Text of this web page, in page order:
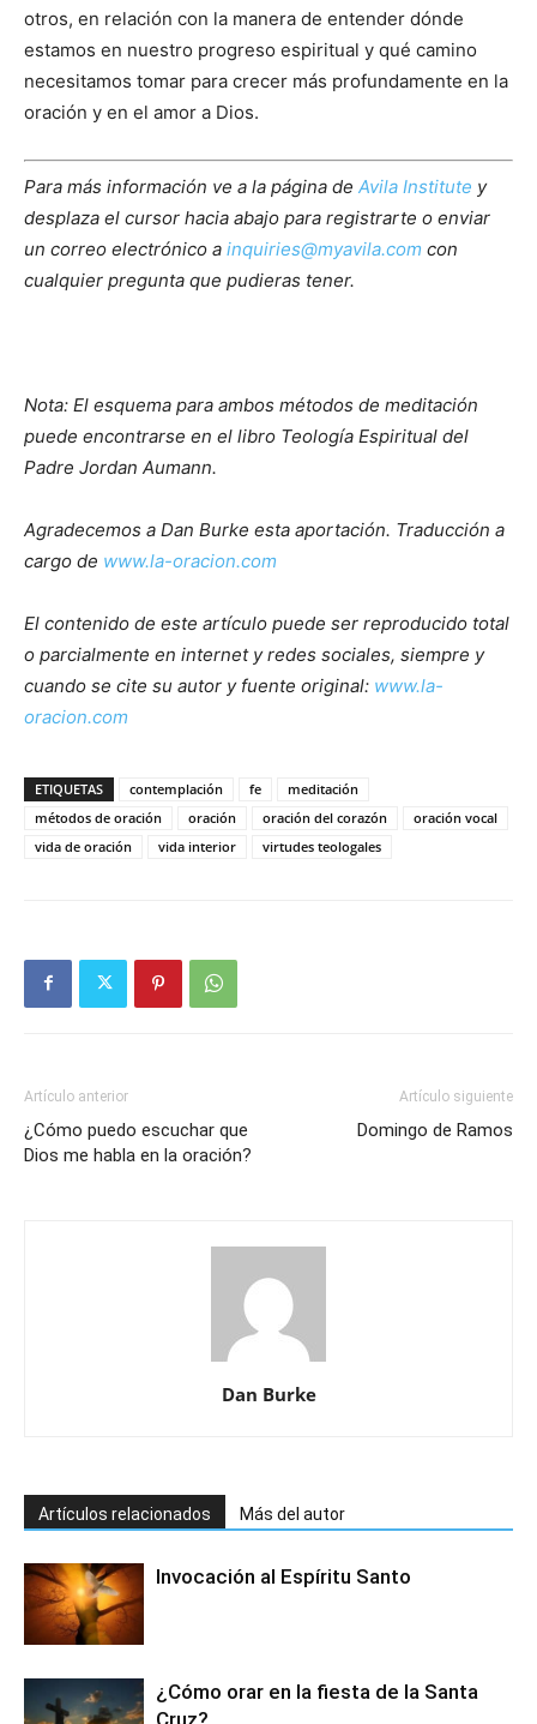
otros, en relación con la manera de entender dónde
estamos en nuestro progreso espiritual y qué camino
necesitamos tomar para crecer más profundamente en la
oración y en el amor a Dios.
Para más información ve a la página de Avila Institute y
desplaza el cursor hacia abajo para registrarte o enviar
un correo electrónico a inquiries@myavila.com con
cualquier pregunta que pudieras tener.
Nota: El esquema para ambos métodos de meditación
puede encontrarse en el libro Teología Espiritual del
Padre Jordan Aumann.
Agradecemos a Dan Burke esta aportación. Traducción a
cargo de www.la-oracion.com
El contenido de este artículo puede ser reproducido total
o parcialmente en internet y redes sociales, siempre y
cuando se cite su autor y fuente original: www.la-
oracion.com
ETIQUETAS contemplación fe
meditación
métodos de oración
oración oración del corazón
oración vocal
vida de oración
vida interior virtudes teologales
Artículo anterior
¿Cómo puedo escuchar que
Dios me habla en la oración?
Artículo siguiente
Domingo de Ramos
Dan Burke
Artículos relacionados Más del autor
Invocación al Espíritu Santo
¿Cómo orar en la fiesta de la Santa
Cruz?